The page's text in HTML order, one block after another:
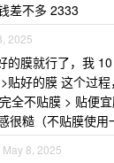
差不多 2333
2025
的膜就行了，我
贴好的膜 这个过
全不贴膜 > 贴便
很糙（不贴膜使用
May 8, 2025